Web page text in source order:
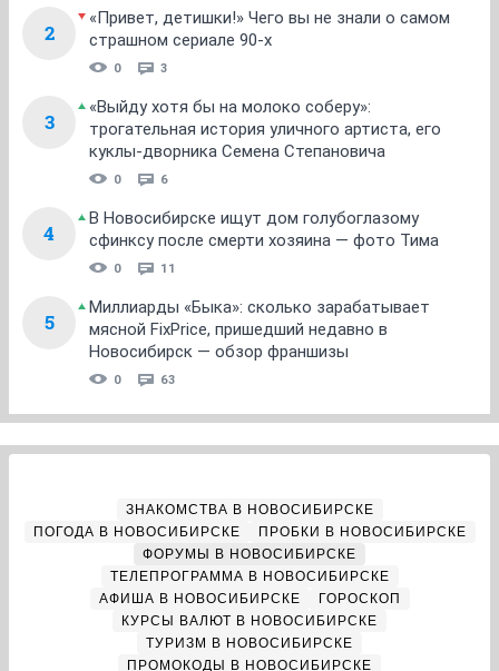
2
«Привет, детишки!» Чего вы не знали о самом
страшном сериале 90-х
0 3
3
«Выйду хотя бы на молоко соберу»:
трогательная история уличного артиста, его
куклы-дворника Семена Степановича
0 6
4
В Новосибирске ищут дом голубоглазому
сфинксу после смерти хозяина — фото Тима
0 11
5
Миллиарды «Быка»: сколько зарабатывает
мясной FixPrice, пришедший недавно в
Новосибирск — обзор франшизы
0 63
ЗНАКОМСТВА В НОВОСИБИРСКЕ
ПОГОДА В НОВОСИБИРСКЕ
ПРОБКИ В НОВОСИБИРСКЕ
ФОРУМЫ В НОВОСИБИРСКЕ
ТЕЛЕПРОГРАММА В НОВОСИБИРСКЕ
АФИША В НОВОСИБИРСКЕ
ГОРОСКОП
КУРСЫ ВАЛЮТ В НОВОСИБИРСКЕ
ТУРИЗМ В НОВОСИБИРСКЕ
ПРОМОКОДЫ В НОВОСИБИРСКЕ